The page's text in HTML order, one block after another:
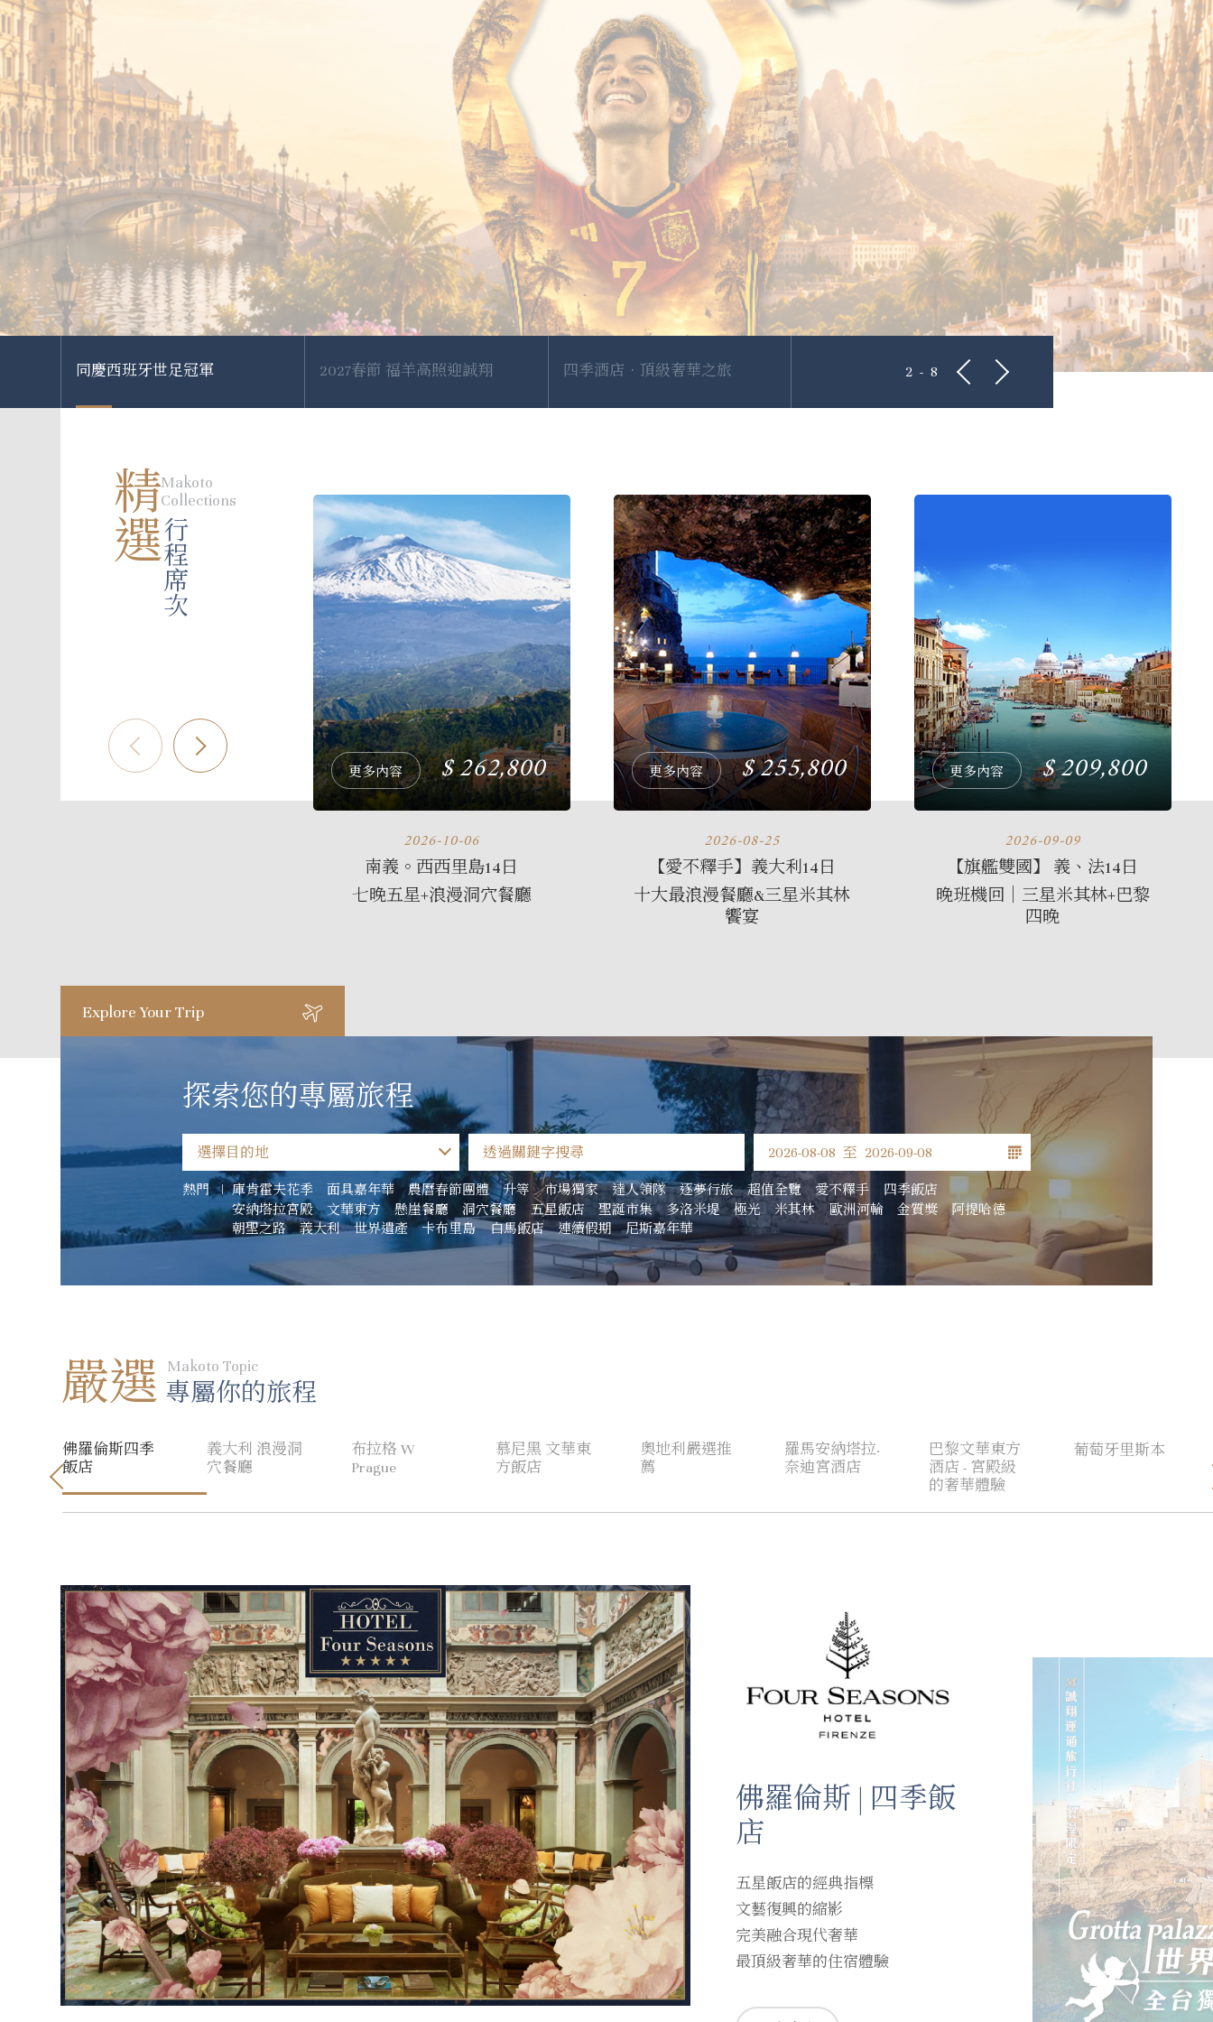
2-8
同慶西班牙世足冠軍 2027春節 福羊高照迎誠翔 四季酒店．頂級奢華之旅 巴黎精選 文華東方 秋季限定 跟著四季去旅
精選
行程席次
Makoto
Collections
更多內容 262,800
2026-10-06
南義。西西里島14日
七晚五星+浪漫洞穴餐廳
更多內容 255,800
2026-08-25
【愛不釋手】義大利14日
十大最浪漫餐廳&三星米其林
饗宴
更多內容 209,800
2026-09-09
【旗艦雙國】 義、法14日
晚班機回｜三星米其林+巴黎
四晚
Explore Your Trip
探索您的專屬旅程
熱門 庫肯霍夫花季 面具嘉年華 農曆春節團體 升等 市場獨家 達人領隊 逐夢行旅 超值全覽 愛不釋手
四季飯店
安納塔拉宮殿
文華東方 懸崖餐廳 洞穴餐廳 五星飯店 聖誕市集 多洛米堤 極光 米其林 歐洲河輪 金質獎
阿提哈德
朝聖之路
義大利 世界遺產 卡布里島 白馬飯店 連續假期 尼斯嘉年華
嚴選 Makoto Topic
專屬你的旅程
佛羅倫斯四季
飯店
義大利 浪漫洞
穴餐廳
布拉格 W
Prague
慕尼黑 文華東
方飯店
奧地利嚴選推
薦
羅馬安納塔拉·
奈迪宮酒店
巴黎文華東方
酒店 - 宮殿級
的奢華體驗
葡萄牙里斯本
佛羅倫斯 | 四季飯
店
五星飯店的經典指標
文藝復興的縮影
完美融合現代奢華
最頂級奢華的住宿體驗